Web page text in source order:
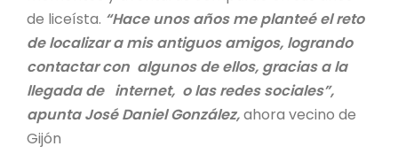
de liceísta. “Hace unos años me planteé el reto
de localizar a mis antiguos amigos, logrando
contactar con algunos de ellos, gracias a la
llegada de internet, o las redes sociales”,
apunta José Daniel González,ahora vecino de
Gijón